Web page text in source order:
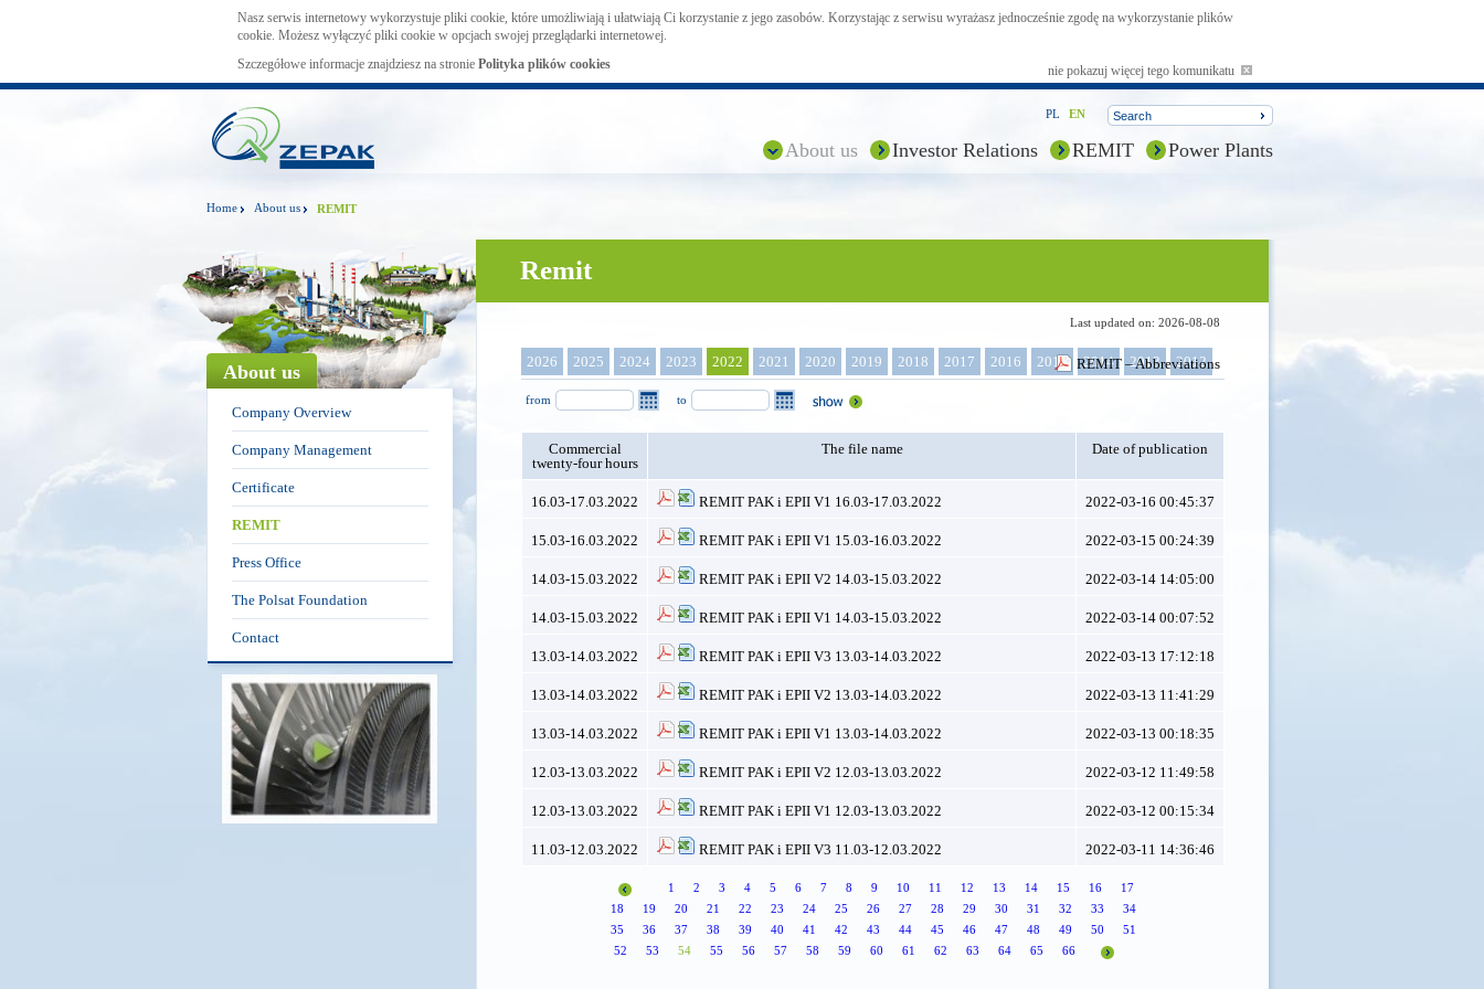
Nasz serwis internetowy wykorzystuje pliki cookie, które umożliwiają i ułatwiają Ci korzystanie z jego zasobów. Korzystając z serwisu wyrażasz jednocześnie zgodę na wykorzystanie plików
cookie. Możesz wyłączyć pliki cookie w opcjach swojej przeglądarki internetowej.
Szczegółowe informacje znajdziesz na stronie Polityka plików cookies nie pokazuj więcej tego komunikatu
PL EN
About us Investor Relations REMIT Power Plants
Home About us REMIT
About us
Company Overview
Company Management
Certificate
REMIT
Press Office
The Polsat Foundation
Contact
Last updated on: 2026-08-08
Remit
2026 2025 2024 2023 2022 2021 2020 2019 2018 2017 2016 2015 2014 2013 2012
from to
REMIT – Abbreviations
Commercial
twenty-four hours
The file name Date of publication
16.03-17.03.2022 REMIT PAK i EPII V1 16.03-17.03.2022 2022-03-16 00:45:37
15.03-16.03.2022 REMIT PAK i EPII V1 15.03-16.03.2022 2022-03-15 00:24:39
14.03-15.03.2022 REMIT PAK i EPII V2 14.03-15.03.2022 2022-03-14 14:05:00
14.03-15.03.2022 REMIT PAK i EPII V1 14.03-15.03.2022 2022-03-14 00:07:52
13.03-14.03.2022 REMIT PAK i EPII V3 13.03-14.03.2022 2022-03-13 17:12:18
13.03-14.03.2022 REMIT PAK i EPII V2 13.03-14.03.2022 2022-03-13 11:41:29
13.03-14.03.2022 REMIT PAK i EPII V1 13.03-14.03.2022 2022-03-13 00:18:35
12.03-13.03.2022 REMIT PAK i EPII V2 12.03-13.03.2022 2022-03-12 11:49:58
12.03-13.03.2022 REMIT PAK i EPII V1 12.03-13.03.2022 2022-03-12 00:15:34
11.03-12.03.2022 REMIT PAK i EPII V3 11.03-12.03.2022 2022-03-11 14:36:46
1 2 3 4 5 6 7 8 9 10 11 12 13 14 15 16
17
18
19 20 21 22 23 24 25 26 27 28 29 30 31 32 33
34
35
36 37 38 39 40 41 42 43 44 45 46 47 48 49 50
51
52
53 54 55 56 57 58 59 60 61 62 63 64 65 66